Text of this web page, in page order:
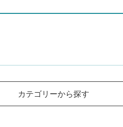
カテゴリーから探す